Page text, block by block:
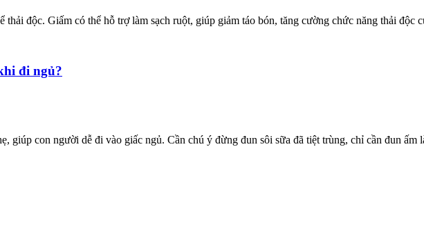
độc. Giấm có thể hỗ trợ làm sạch ruột, giúp giảm táo bón, tăng cường chức năng thải độc
đi ngủ?
giúp con người dễ đi vào giấc ngủ. Cần chú ý đừng đun sôi sữa đã tiệt trùng, chỉ cần đun ấm